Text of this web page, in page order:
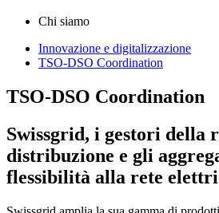
Chi siamo
Innovazione e digitalizzazione
TSO-DSO Coordination
TSO-DSO Coordination
Swissgrid, i gestori della
distribuzione e gli
flessibilità alla rete